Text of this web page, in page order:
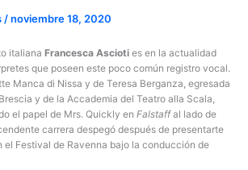
/noviembre 18, 2020
italiana Francesca Ascioti es en la actualidad
que poseen este poco común registro vocal.
Manca di Nissa y de Teresa Berganza, egresada
y de la Accademia del Teatro alla Scala,
el papel de Mrs. Quickly en Falstaffal lado de
carrera despegó después de presentarte
el Festival de Ravenna bajo la conducción de